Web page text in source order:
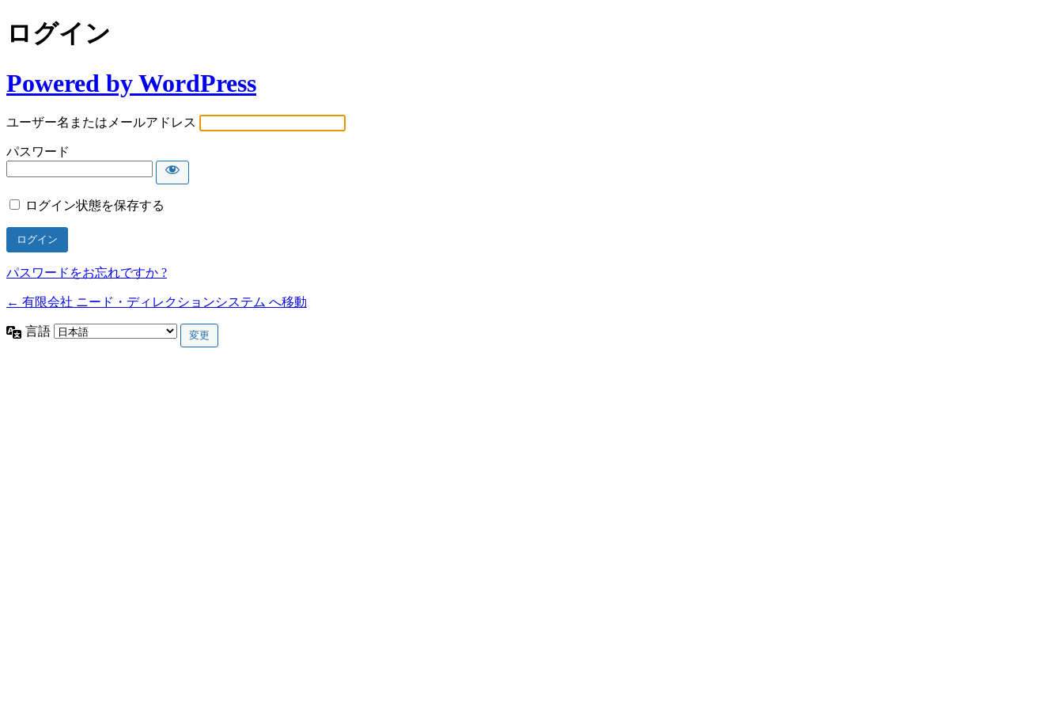
ログイン
Powered by WordPress
ユーザー名またはメールアドレス
パスワード
ログイン状態を保存する
パスワードをお忘れですか ?
← 有限会社 ニード・ディレクションシステム へ移動
言語